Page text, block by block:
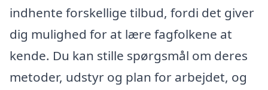
indhente forskellige tilbud, fordi det giver
dig mulighed for at lære fagfolkene at
kende. Du kan stille spørgsmål om deres
metoder, udstyr og plan for arbejdet, og